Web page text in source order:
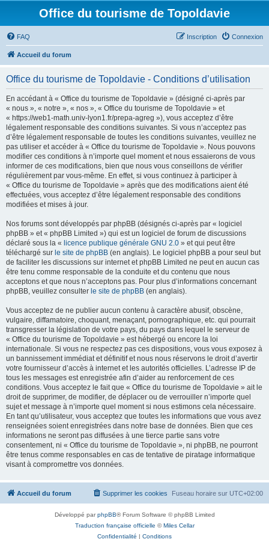
Office du tourisme de Topoldavie
FAQ Connexion
Inscription
Accueil du forum
Office du tourisme de Topoldavie - Conditions d’utilisation
En accédant à « Office du tourisme de Topoldavie » (désigné ci-après par
« nous », « notre », « nos », « Office du tourisme de Topoldavie » et
« https://web1-math.univ-lyon1.fr/prepa-agreg »), vous acceptez d’être
légalement responsable des conditions suivantes. Si vous n’acceptez pas
d’être légalement responsable de toutes les conditions suivantes, veuillez ne
pas utiliser et accéder à « Office du tourisme de Topoldavie ». Nous pouvons
modifier ces conditions à n’importe quel moment et nous essaierons de vous
informer de ces modifications, bien que nous vous conseillons de vérifier
régulièrement par vous-même. En effet, si vous continuez à participer à
« Office du tourisme de Topoldavie » après que des modifications aient été
effectuées, vous acceptez d’être légalement responsable des conditions
modifiées et mises à jour.
Nos forums sont développés par phpBB (désignés ci-après par « logiciel
phpBB » et « phpBB Limited ») qui est un logiciel de forum de discussions
déclaré sous la « licence publique générale GNU 2.0 » et qui peut être
téléchargé sur le site de phpBB (en anglais). Le logiciel phpBB a pour seul but
de faciliter les discussions sur internet et phpBB Limited ne peut en aucun cas
être tenu comme responsable de la conduite et du contenu que nous
acceptons et que nous n’acceptons pas. Pour plus d’informations concernant
phpBB, veuillez consulter le site de phpBB (en anglais).
Vous acceptez de ne publier aucun contenu à caractère abusif, obscène,
vulgaire, diffamatoire, choquant, menaçant, pornographique, etc. qui pourrait
transgresser la législation de votre pays, du pays dans lequel le serveur de
« Office du tourisme de Topoldavie » est hébergé ou encore la loi
internationale. Si vous ne respectez pas ces dispositions, vous vous exposez à
un bannissement immédiat et définitif et nous nous réservons le droit d’avertir
votre fournisseur d’accès à internet et les autorités officielles. L’adresse IP de
tous les messages est enregistrée afin d’aider au renforcement de ces
conditions. Vous acceptez le fait que « Office du tourisme de Topoldavie » ait le
droit de supprimer, de modifier, de déplacer ou de verrouiller n’importe quel
sujet et message à n’importe quel moment si nous estimons cela nécessaire.
En tant qu’utilisateur, vous acceptez que toutes les informations que vous avez
renseignées soient enregistrées dans notre base de données. Bien que ces
informations ne seront pas diffusées à une tierce partie sans votre
consentement, ni « Office du tourisme de Topoldavie », ni phpBB, ne pourront
être tenus comme responsables en cas de tentative de piratage informatique
visant à compromettre vos données.
Accueil du forum Fuseau horaire sur UTC+02:00
Supprimer les cookies
Développé parphpBB® Forum Software © phpBB Limited
Traduction française officielle ©Miles Cellar
Confidentialité | Conditions